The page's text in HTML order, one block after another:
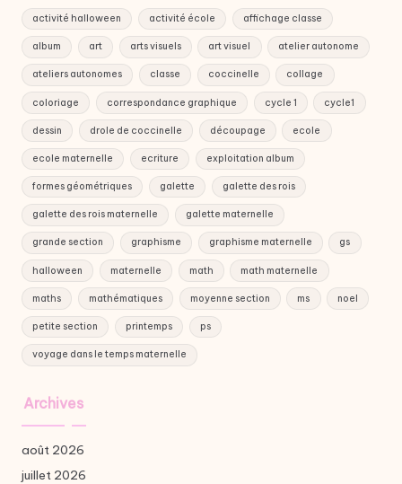
activité halloween activité école affichage classe
album art arts visuels art visuel atelier autonome
ateliers autonomes classe coccinelle collage
coloriage correspondance graphique cycle 1 cycle1
dessin drole de coccinelle découpage ecole
ecole maternelle ecriture exploitation album
formes géométriques galette galette des rois
galette des rois maternelle galette maternelle
grande section graphisme graphisme maternelle gs
halloween maternelle math math maternelle
maths mathématiques moyenne section ms noel
petite section printemps ps
voyage dans le temps maternelle
Archives
août 2026
juillet 2026